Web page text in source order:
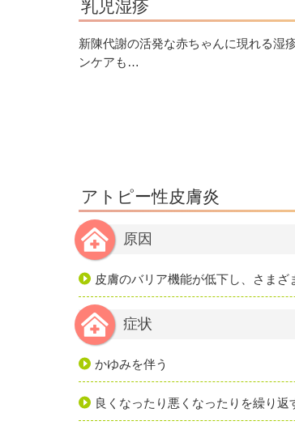
乳児湿疹
新陳代謝の活発な赤ちゃんに現れる湿
ンケアも…
アトピー性皮膚炎
原因
皮膚のバリア機能が低下し、さま
症状
かゆみを伴う
良くなったり悪くなったりを繰り返